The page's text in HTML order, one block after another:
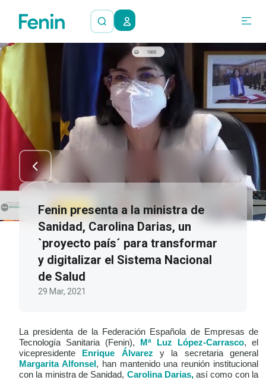
Fenin presenta a la ministra de
Sanidad, Carolina Darias, un
`proyecto país´ para transformar
y digitalizar el Sistema Nacional
de Salud
29 Mar, 2021
La presidenta de la Federación Española de Empresas de
Tecnología Sanitaria (Fenin),
Mª Luz López-Carrasco, el
vicepresidente
Enrique Álvarez y la secretaria general
Margarita Alfonsel , han mantenido una reunión institucional
con la ministra de Sanidad, Carolina Darias,así como con la